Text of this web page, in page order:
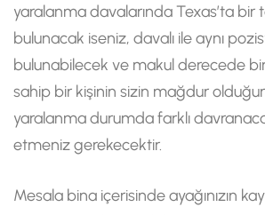
yaralanma davalarında Texas’ta
bulunacak iseniz, davalı ile aynı
bulunabilecek ve makul derecede
sahip bir kişinin sizin mağdur
yaralanma durumda farklı
etmeniz gerekecektir.
Mesala bina içerisinde ayağınızın